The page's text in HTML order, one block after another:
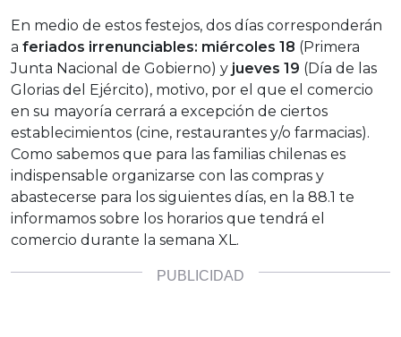
En medio de estos festejos, dos días corresponderán
a feriados irrenunciables: miércoles 18 (Primera
Junta Nacional de Gobierno) y jueves 19 (Día de las
Glorias del Ejército), motivo, por el que el comercio
en su mayoría cerrará a excepción de ciertos
establecimientos (cine, restaurantes y/o farmacias).
Como sabemos que para las familias chilenas es
indispensable organizarse con las compras y
abastecerse para los siguientes días, en la 88.1 te
informamos sobre los horarios que tendrá el
comercio durante la semana XL.